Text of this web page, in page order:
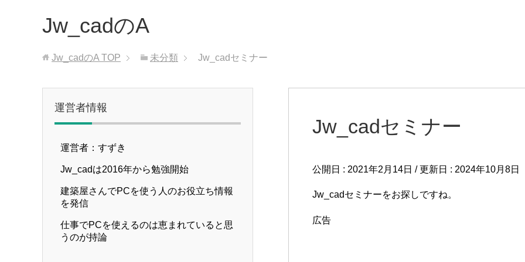
Jw_cadのA
Jw_cadのA TOP 未分類 Jw_cadセミナー
Jw_cadセミナー
公開日 : 2021年2月14日 / 更新日 : 2024年10月8日
Jw_cadセミナーをお探しですね。
広告
運営者情報
運営者：すずき
Jw_cadは2016年から勉強開始
建築屋さんでPCを使う人のお役立ち情報
を発信
仕事でPCを使えるのは恵まれていると思
うのが持論